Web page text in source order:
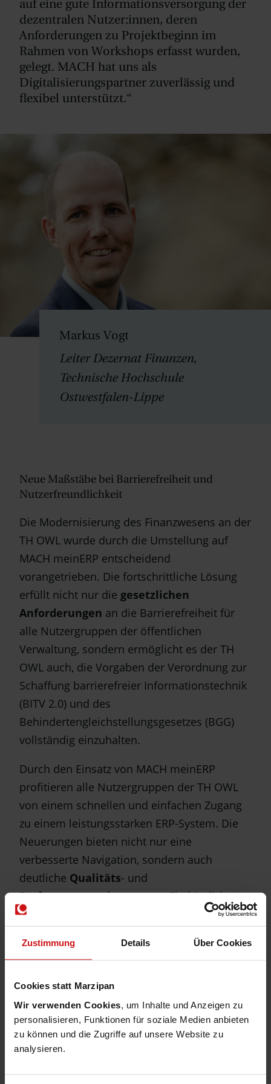
Zustimmung Details Über Cookies
Cookies statt Marzipan
Wir verwenden Cookies , um Inhalte und Anzeigen zu
personalisieren, Funktionen für soziale Medien anbieten
zu können und die Zugriffe auf unsere Website zu
analysieren.
auf eine gute Informationsversorgung der
dezentralen Nutzer:innen, deren
Anforderungen zu Projektbeginn im
Rahmen von Workshops erfasst wurden,
gelegt. MACH hat uns als
Digitalisierungspartner zuverlässig und
flexibel unterstützt.“
Markus Vogt
Leiter Dezernat Finanzen,
Technische Hochschule
Ostwestfalen-Lippe
Neue Maßstäbe bei Barrierefreiheit und
Nutzerfreundlichkeit
Die Modernisierung des Finanzwesens an der
TH OWL wurde durch die Umstellung auf
MACH meinERP entscheidend
vorangetrieben. Die fortschrittliche Lösung
erfüllt nicht nur die gesetzlichen
Anforderungen an die Barrierefreiheit für
alle Nutzergruppen der öffentlichen
Verwaltung, sondern ermöglicht es der TH
OWL auch, die Vorgaben der Verordnung zur
Schaffung barrierefreier Informationstechnik
(BITV 2.0) und des
Behindertengleichstellungsgesetzes (BGG)
vollständig einzuhalten.
Durch den Einsatz von MACH meinERP
profitieren alle Nutzergruppen der TH OWL
von einem schnellen und einfachen Zugang
zu einem leistungsstarken ERP-System. Die
Neuerungen bieten nicht nur eine
verbesserte Navigation, sondern auch
deutliche Qualitäts- und
Performancesteigerungen. Ein kürzlich
durchgeführter Barrierefreiheitstest
von MACH meinERP.
MACH BI: Die Zukunft des Reportings
Die Hochschule nutzt
Intelligence, um ihre anspruchsvollen